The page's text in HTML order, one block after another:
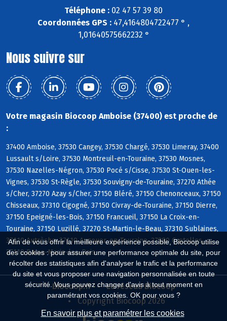
Afin de vous offrir la meilleure expérience possible, Biocoop utilise
des cookies : pour assurer une performance optimale du site, pour
récolter des statistiques afin d'analyser le trafic et la performance
du site et vous proposer une navigation personnalisée en toute
sécurité. Vous pouvez changer d'avis à tout moment en
paramétrant vos cookies. OK pour vous ?
En savoir plus et paramétrer les cookies
Téléphone : 02 47 57 39 80
Coordonnées GPS : 47,4164804722477 ° ,
1,01640575662232 °
Nous suivre sur
Votre magasin Biocoop Amboise (37400) est proche de
:
37400 Amboise, 37530 Cangey, 37530 Chargé, 37530 Limeray, 37400
Lussault s/Loire, 37530 Montreuil-en-Touraine, 37530 Mosnes,
37530 Nazelles-Négron, 37530 Pocé s/Cisse, 37530 St-Ouen-les-
Vignes, 37530 St-Règle, 37530 Souvigny-de-Touraine, 37270 Athée
s/Cher, 37270 Azay s/Cher, 37150 Bléré, 37150 Chenonceaux, 37150
Chisseaux, 37310 Cigogné, 37150 Civray-de-Touraine, 37150 Dierre,
37150 Epeigné-les-Bois, 37150 Francueil, 37150 La Croix-en-
Touraine, 37150 Luzillé, 37270 St-Martin-le-Beau, 37310 Sublaines,
37110 Autrèche, 37110 Auzouer-en-Touraine, 37380 Crotelles,
37110 Dame-Marie-les-Bois
Biocoop.fr
Le réseau Biocoop
Copyright Biocoop 2026